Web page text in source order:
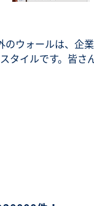
のウォールは、企
タイルです。皆さ